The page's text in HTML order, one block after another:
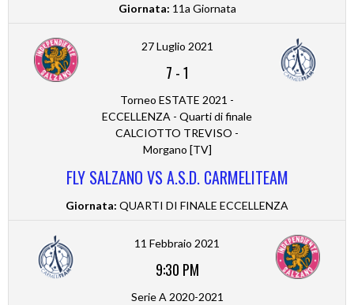
Giornata: 11a Giornata
27 Luglio 2021
7 -1
Torneo ESTATE 2021 -
ECCELLENZA - Quarti di finale
CALCIOTTO TREVISO -
Morgano [TV]
FLY SALZANO VS A.S.D. CARMELITEAM
Giornata: QUARTI DI FINALE ECCELLENZA
11 Febbraio 2021
9:30 PM
Serie A 2020-2021